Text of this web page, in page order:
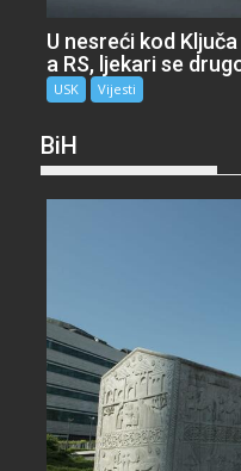
U nesreći kod
a RS, ljekari se
USK Vijesti
BiH